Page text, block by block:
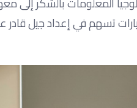
تسهم في إعداد جيل قادر